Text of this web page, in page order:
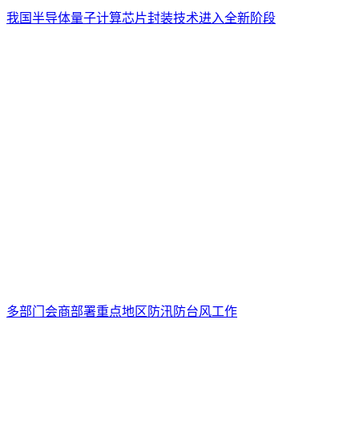
我国半导体量子计算芯片封装技术进入全新阶段
多部门会商部署重点地区防汛防台风工作